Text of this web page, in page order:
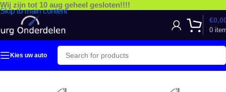
Skip to main content
Wij zijn tot 10 aug geheel gesloten!!!!
0
€
Kies uw auto